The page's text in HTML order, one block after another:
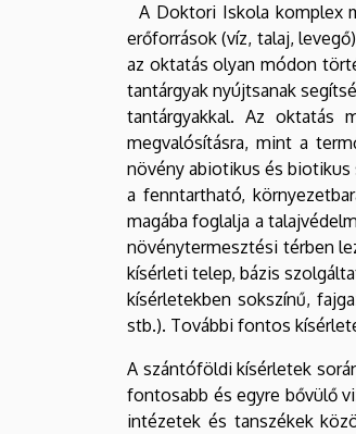
A Doktori Iskola komplex
erőforrások (víz, talaj,
az oktatás olyan módon
tantárgyak nyújtsanak
tantárgyakkal. Az oktatás
megvalósításra, mint a
növény abiotikus és biotikus
a fenntartható,
magába foglalja a
növénytermesztési térben
kísérleti telep, bázis
kísérletekben sokszínű,
stb.). További fontos
A szántóföldi kísérletek
fontosabb és egyre bővülő
intézetek és tanszékek